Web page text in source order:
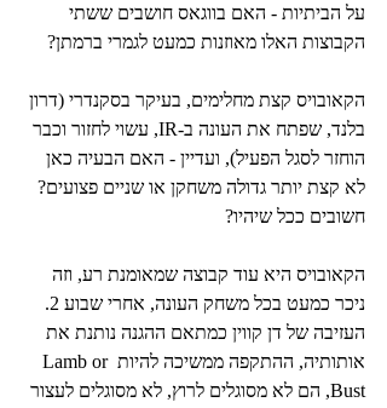
על הביתיות - האם בווגאס חושבים ששתי
הקבוצות האלו מאוזנות כמעט לגמרי ברמתן?
הקאובויס קצת מחלימים, בעיקר בסקנדרי (דרון
בלנד, שפתח את העונה ב-IR, עשוי לחזור וכבר
הוחזר לסגל הפעיל), ועדיין - האם הבעיה כאן
לא קצת יותר גדולה משחקן או שניים פצועים?
חשובים ככל שיהיו?
הקאובויס היא עוד קבוצה שמאומנת רע, וזה
ניכר כמעט בכל משחק העונה, אחרי שבוע 2.
העזיבה של דן קווין כמתאם ההגנה נותנת את
אותותיה, ההתקפה ממשיכה להיות Lamb or
Bust, הם לא מסוגלים לרוץ, לא מסוגלים לעצור